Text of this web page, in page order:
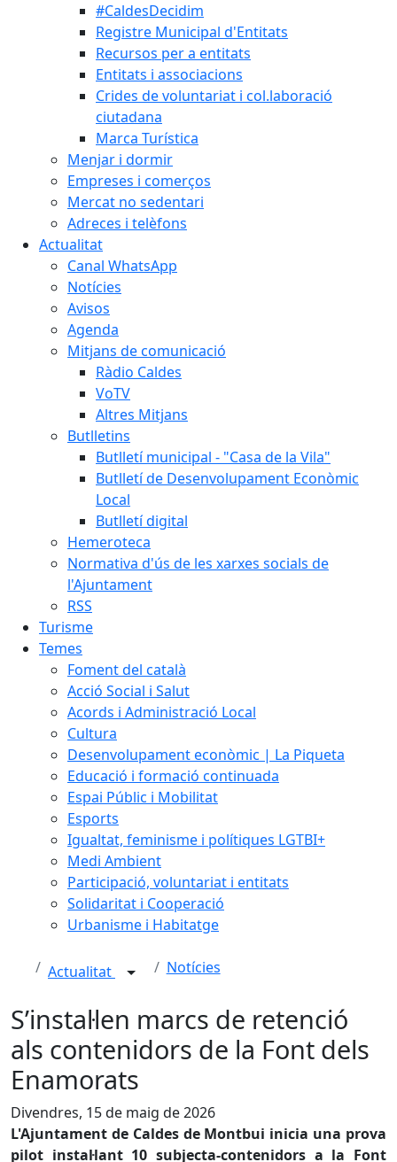
#CaldesDecidim
Registre Municipal d'Entitats
Recursos per a entitats
Entitats i associacions
Crides de voluntariat i col.laboració
ciutadana
Marca Turística
Menjar i dormir
Empreses i comerços
Mercat no sedentari
Adreces i telèfons
Actualitat
Canal WhatsApp
Notícies
Avisos
Agenda
Mitjans de comunicació
Ràdio Caldes
VoTV
Altres Mitjans
Butlletins
Butlletí municipal - "Casa de la Vila"
Butlletí de Desenvolupament Econòmic
Local
Butlletí digital
Hemeroteca
Normativa d'ús de les xarxes socials de
l'Ajuntament
RSS
Turisme
Temes
Foment del català
Acció Social i Salut
Acords i Administració Local
Cultura
Desenvolupament econòmic | La Piqueta
Educació i formació continuada
Espai Públic i Mobilitat
Esports
Igualtat, feminisme i polítiques LGTBI+
Medi Ambient
Participació, voluntariat i entitats
Solidaritat i Cooperació
Urbanisme i Habitatge
Actualitat Notícies
S’instal·len marcs de retenció
als contenidors de la Font dels
Enamorats
Divendres, 15 de maig de 2026
L'Ajuntament de Caldes de Montbui inicia una prova
pilot instal·lant 10 subjecta-contenidors a la Font